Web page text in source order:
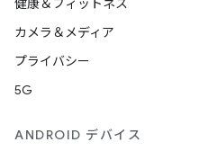
健康＆フィットネス
カメラ＆メディア
プライバシー
5G
ANDROID デバイス